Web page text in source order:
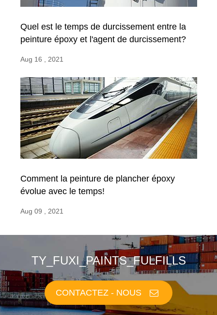
Quel est le temps de durcissement entre la
peinture époxy et l'agent de durcissement?
Aug 16 , 2021
Comment la peinture de plancher époxy
évolue avec le temps!
Aug 09 , 2021
TY_FUXI_PAINTS_FULFILLS
CONTACTEZ - NOUS